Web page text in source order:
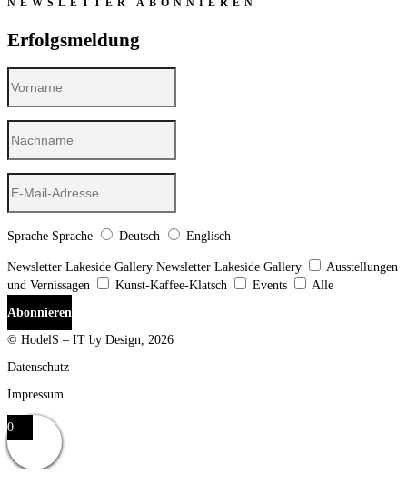
NEWSLETTER ABONNIEREN
Erfolgsmeldung
Sprache Sprache Deutsch Englisch
Newsletter Lakeside Gallery Newsletter Lakeside Gallery
Ausstellungen
und Vernissagen
Kunst-Kaffee-Klatsch Events
Alle
Abonnieren
© HodelS – IT by Design, 2026
Datenschutz
Impressum
0